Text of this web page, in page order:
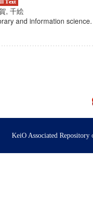
, 千絵
and information
KeiO Associated